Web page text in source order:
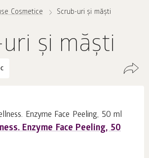
Cosmetice Scrub-uri și măști
și măști
Enzyme Face Peeling, 50